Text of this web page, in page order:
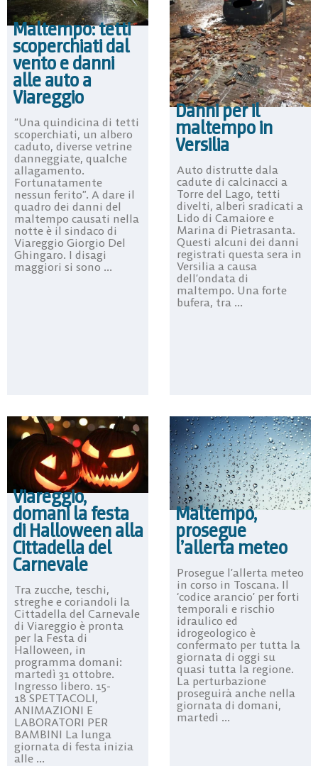
Maltempo: tetti
scoperchiati dal
vento e danni
alle auto a
Viareggio
“Una quindicina di tetti
scoperchiati, un albero
caduto, diverse vetrine
danneggiate, qualche
allagamento.
Fortunatamente
nessun ferito”. A dare il
quadro dei danni del
maltempo causati nella
notte è il sindaco di
Viareggio Giorgio Del
Ghingaro. I disagi
maggiori si sono ...
Danni per il
maltempo in
Versilia
Auto distrutte dala
cadute di calcinacci a
Torre del Lago, tetti
divelti, alberi sradicati a
Lido di Camaiore e
Marina di Pietrasanta.
Questi alcuni dei danni
registrati questa sera in
Versilia a causa
dell’ondata di
maltempo. Una forte
bufera, tra ...
Viareggio,
domani la festa
di Halloween alla
Cittadella del
Carnevale
Tra zucche, teschi,
streghe e coriandoli la
Cittadella del Carnevale
di Viareggio è pronta
per la Festa di
Halloween, in
programma domani:
martedì 31 ottobre.
Ingresso libero. 15-
18 SPETTACOLI,
ANIMAZIONI E
LABORATORI PER
BAMBINI La lunga
giornata di festa inizia
alle ...
Maltempo,
prosegue
l’allerta meteo
Prosegue l’allerta meteo
in corso in Toscana. Il
‘codice arancio’ per forti
temporali e rischio
idraulico ed
idrogeologico è
confermato per tutta la
giornata di oggi su
quasi tutta la regione.
La perturbazione
proseguirà anche nella
giornata di domani,
martedì ...